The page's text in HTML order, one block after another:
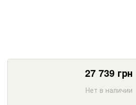
27 739 грн
Нет в наличии